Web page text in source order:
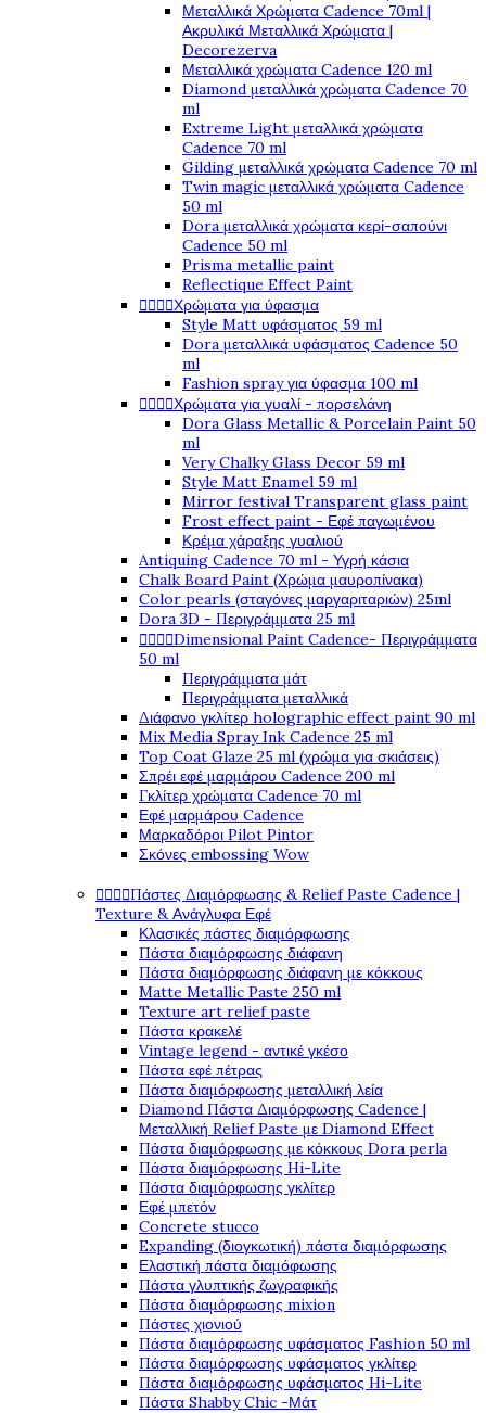
Μεταλλικά Χρώματα Cadence 70ml |
Ακρυλικά Μεταλλικά Χρώματα |
Decorezerva
Μεταλλικά χρώματα Cadence 120 ml
Diamond μεταλλικά χρώματα Cadence 70
ml
Extreme Light μεταλλικά χρώματα
Cadence 70 ml
Gilding μεταλλικά χρώματα Cadence 70 ml
Twin magic μεταλλικά χρώματα Cadence
50 ml
Dora μεταλλικά χρώματα κερί-σαπούνι
Cadence 50 ml
Prisma metallic paint
Reflectique Effect Paint
Χρώματα για ύφασμα
Style Matt υφάσματος 59 ml
Dora μεταλλικά υφάσματος Cadence 50
ml
Fashion spray για ύφασμα 100 ml
Χρώματα για γυαλί - πορσελάνη
Dora Glass Metallic & Porcelain Paint 50
ml
Very Chalky Glass Decor 59 ml
Style Matt Enamel 59 ml
Mirror festival Transparent glass paint
Frost effect paint - Εφέ παγωμένου
Κρέμα χάραξης γυαλιού
Antiquing Cadence 70 ml - Υγρή κάσια
Chalk Board Paint (Χρώμα μαυροπίνακα)
Color pearls (σταγόνες μαργαριταριών) 25ml
Dora 3D - Περιγράμματα 25 ml
Dimensional Paint Cadence- Περιγράμματα
50 ml
Περιγράμματα μάτ
Περιγράμματα μεταλλικά
Διάφανο γκλίτερ holographic effect paint 90 ml
Mix Media Spray Ink Cadence 25 ml
Top Coat Glaze 25 ml (χρώμα για σκιάσεις)
Σπρέι εφέ μαρμάρου Cadence 200 ml
Γκλίτερ χρώματα Cadence 70 ml
Εφέ μαρμάρου Cadence
Μαρκαδόροι Pilot Pintor
Σκόνες embossing Wow
Πάστες Διαμόρφωσης & Relief Paste Cadence |
Texture & Ανάγλυφα Εφέ
Κλασικές πάστες διαμόρφωσης
Πάστα διαμόρφωσης διάφανη
Πάστα διαμόρφωσης διάφανη με κόκκους
Matte Metallic Paste 250 ml
Texture art relief paste
Πάστα κρακελέ
Vintage legend - αντικέ γκέσο
Πάστα εφέ πέτρας
Πάστα διαμόρφωσης μεταλλική λεία
Diamond Πάστα Διαμόρφωσης Cadence |
Μεταλλική Relief Paste με Diamond Effect
Πάστα διαμόρφωσης με κόκκους Dora perla
Πάστα διαμόρφωσης Hi-Lite
Πάστα διαμόρφωσης γκλίτερ
Εφέ μπετόν
Concrete stucco
Expanding (διογκωτική) πάστα διαμόρφωσης
Ελαστική πάστα διαμόφωσης
Πάστα γλυπτικής ζωγραφικής
Πάστα διαμόρφωσης mixion
Πάστες χιονιού
Πάστα διαμόρφωσης υφάσματος Fashion 50 ml
Πάστα διαμόρφωσης υφάσματος γκλίτερ
Πάστα διαμόρφωσης υφάσματος Hi-Lite
Πάστα Shabby Chic -Μάτ